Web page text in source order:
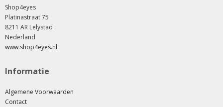
Shop4eyes
Platinastraat 75
8211 AR Lelystad
Nederland
www.shop4eyes.nl
Informatie
Algemene Voorwaarden
Contact